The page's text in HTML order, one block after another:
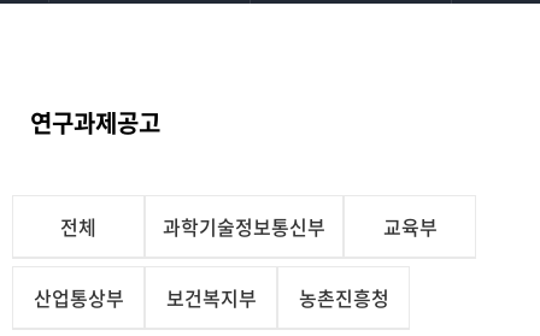
연구과제공고
전체 과학기술정보통신부 교육부
산업통상부 보건복지부 농촌진흥청